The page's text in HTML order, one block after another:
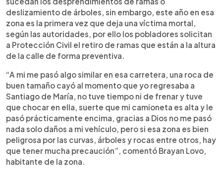
deslizamiento de árboles, sin embargo, este año en esa
zona es la primera vez que deja una víctima mortal,
según las autoridades, por ello los pobladores solicitan
a Protección Civil el retiro de ramas que están a la altura
de la calle de forma preventiva.
“A mi me pasó algo similar en esa carretera, una roca de
buen tamaño cayó al momento que yo regresaba a
Santiago de María, no tuve tiempo ni de frenar y tuve
que chocar en ella, suerte que mi camioneta es alta y le
pasó prácticamente encima, gracias a Dios no me pasó
nada solo daños a mi vehículo, pero si esa zona es bien
peligrosa por las curvas, árboles y rocas entre otros, hay
que tener mucha precaución”, comentó Brayan Lovo,
habitante de la zona.